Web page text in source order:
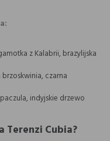
z Kalabrii, brazylijska
brzoskwinia, czarna
indyjskie drzewo
Terenzi Cubia?